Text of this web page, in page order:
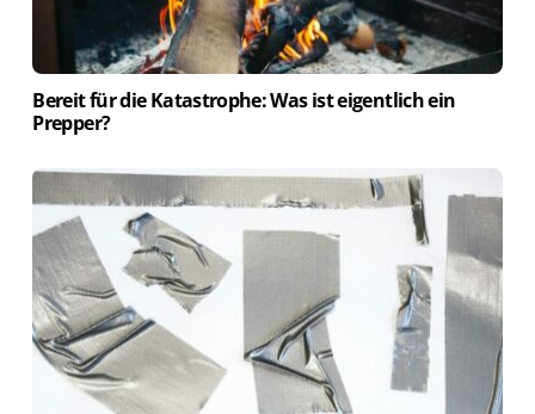
Bereit für die Katastrophe: Was ist eigentlich ein
Prepper?